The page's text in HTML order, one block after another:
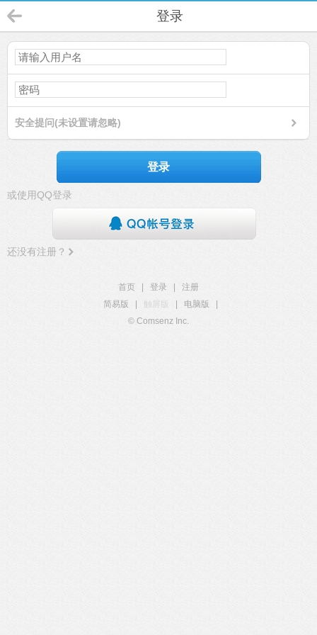
登录
安全提问(未设置请忽略)
登录
或使用QQ登录
还没有注册？
首页 登录
注册
简易版
触屏版 电脑版
© Comsenz Inc.